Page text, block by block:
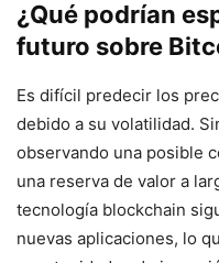
¿Qué podrían
futuro sobre
Es difícil predecir los
debido a su volatilidad.
observando una posible
una reserva de valor a
tecnología blockchain
nuevas aplicaciones, lo